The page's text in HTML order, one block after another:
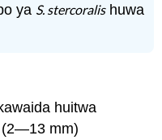
ya S. stercoralishuwa
huitwa
(2—13 mm)